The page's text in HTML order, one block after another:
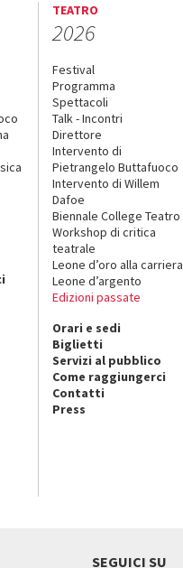
TEATRO
2026
Festival
Programma
Spettacoli
Talk - Incontri
Direttore
Intervento di
Pietrangelo Buttafuoco
Intervento di Willem
Dafoe
Biennale College Teatro
Workshop di critica
teatrale
Leone d’oro alla carriera
Leone d’argento
Edizioni passate
Orari e sedi
Biglietti
Servizi al pubblico
Come raggiungerci
Contatti
Press
SEGUICI SU